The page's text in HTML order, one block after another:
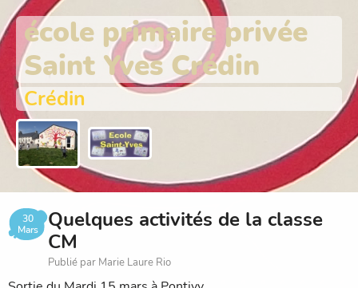
école primaire privée
Saint Yves Crédin
Crédin
30
Mars
Quelques activités de la classe
CM
Publié par Marie Laure Rio